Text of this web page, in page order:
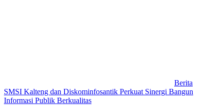
Berita
SMSI Kalteng dan Diskominfosantik Perkuat Sinergi Bangun
Informasi Publik Berkualitas